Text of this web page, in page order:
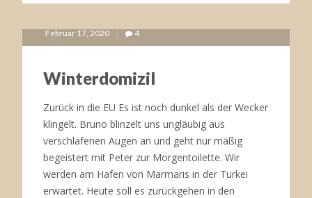
Februar 17, 2020 4
Winterdomizil
Zurück in die EU Es ist noch dunkel als der Wecker
klingelt. Bruno blinzelt uns ungläubig aus
verschlafenen Augen an und geht nur mäßig
begeistert mit Peter zur Morgentoilette. Wir
werden am Hafen von Marmaris in der Türkei
erwartet. Heute soll es zurückgehen in den